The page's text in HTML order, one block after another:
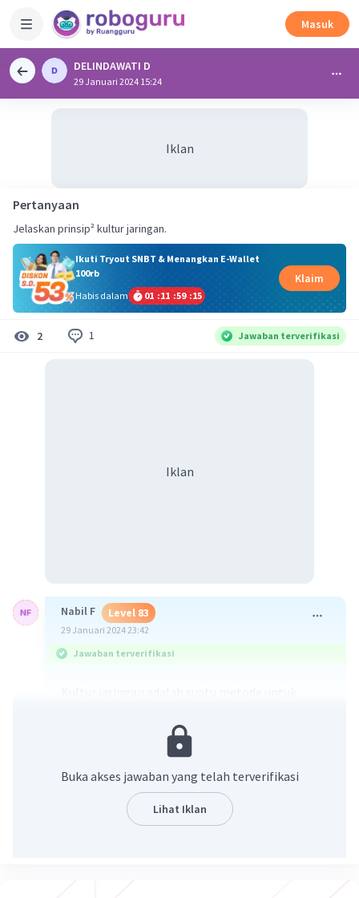
Masuk
DELINDAWATI D
29 Januari 2024 15:24
Iklan
Pertanyaan
Jelaskan prinsip² kultur jaringan.
Ikuti Tryout SNBT & Menangkan E-Wallet
100rb
Habis dalam
01 :11 :59 :15
Klaim
2 1 Jawaban terverifikasi
Iklan
Nabil F Level 83
29 Januari 2024 23:42
Jawaban terverifikasi
seperti sel, jaringan atau organ (daun, akar,
batang, tunas dan sebagainya) serta
membudidayakannya dalam lingkungan yang
terkendali [secara in vitro] dan aseptik sehingga
bagian tanaman tersebut dapat memperbanyak
diri/beregenerasi
Buka akses jawaban yang telah terverifikasi
Lihat Iklan